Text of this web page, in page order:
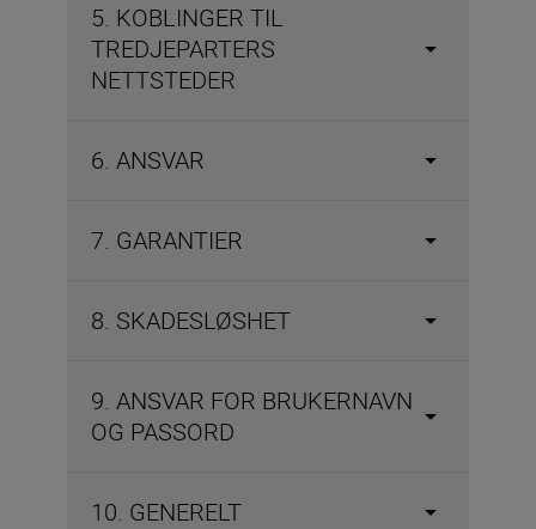
5. KOBLINGER TIL
TREDJEPARTERS
NETTSTEDER
6. ANSVAR
7. GARANTIER
8. SKADESLØSHET
9. ANSVAR FOR BRUKERNAVN
OG PASSORD
10. GENERELT